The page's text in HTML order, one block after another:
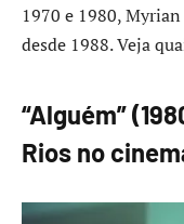
1970 e 1980,
desde 1988. Veja
“Alguém”
Rios no